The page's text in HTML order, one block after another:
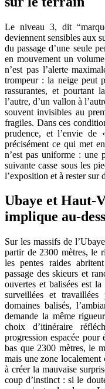
Le niveau 3, dit
deviennent sensibles aux
du passage d’une seule
en mouvement un
n’est pas l’alerte
trompeur : la neige peut
rassurantes, et pourtant
l’autre, d’un vallon à
souvent invisibles au
fragiles. Dans ces
prudence, et l’envie de
précisément ce qui met
n’est pas uniforme : une
suivante casse sous les
l’exposition et à rester sur
Ubaye et Haut-
implique au-
Sur les massifs de
partir de 2300 mètres, le
les pentes raides
passage des skieurs et
ouvertes et balisées est
surveillées et
domaines balisés,
demande la même
choix d’itinéraire
progression espacée
bas que 2300 mètres, le
mais une zone
à créer la mauvaise
coup d’instinct : si le